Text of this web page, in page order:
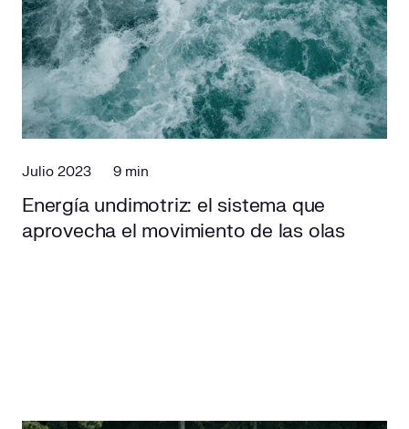
Julio 2023 9 min
Energía undimotriz: el sistema que
aprovecha el movimiento de las olas